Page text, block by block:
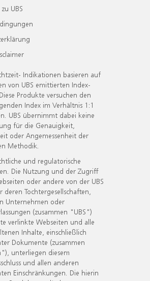
UBS
Indikationen basieren auf
von UBS emittierten Index-
Produkte versuchen den
Index im Verhältnis 1:1
UBS übernimmt dabei keine
für die Genauigkeit,
oder Angemessenheit der
Methodik.
und regulatorische
Die Nutzung und der Zugriff
oder andere von der UBS
deren Tochtergesellschaften,
Unternehmen oder
(zusammen "UBS")
verlinkte Webseiten und alle
Inhalte, einschließlich
Dokumente (zusammen
unterliegen diesem
und allen anderen
Einschränkungen. Die hierin